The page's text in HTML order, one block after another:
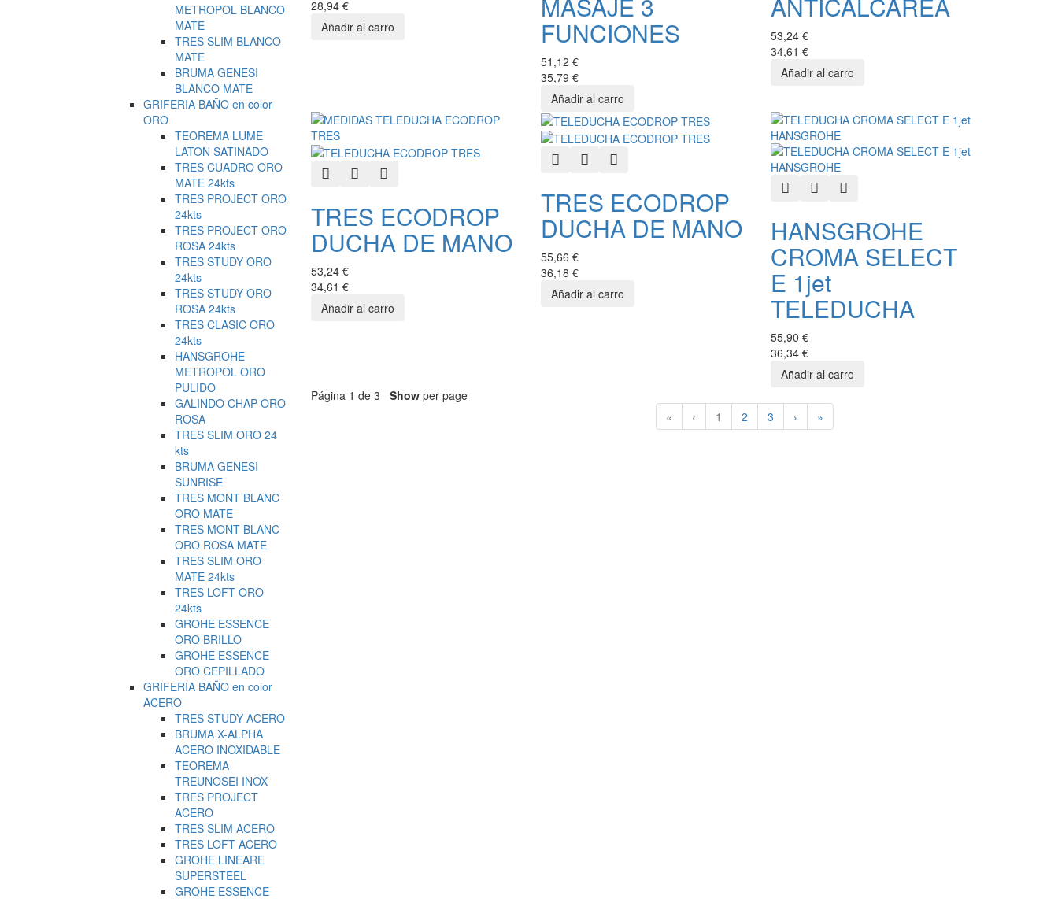
28,94 €
FUNCIONES
51,12 €
35,79 €
53,24 €
34,61 €
Quick ViewAdd to Wishlist
Add to Compare
TRES ECODROP
DUCHA DE MANO
53,24 €
34,61 €
Quick ViewAdd to Wishlist
Add to Compare
TRES ECODROP
DUCHA DE MANO
55,66 €
36,18 €
Quick ViewAdd to Wishlist
HANSGROHE
CROMA SELECT
E 1jet
TELEDUCHA
55,90 €
36,34 €
Página 1 de 3 Show per page
«
‹ 1 2 3 › »
METROPOL BLANCO
MATE
TRES SLIM BLANCO
MATE
BRUMA GENESI
BLANCO MATE
GRIFERIA BAÑO en color
ORO
TEOREMA LUME
LATON SATINADO
TRES CUADRO ORO
MATE 24kts
TRES PROJECT ORO
24kts
TRES PROJECT ORO
ROSA 24kts
TRES STUDY ORO
24kts
TRES STUDY ORO
ROSA 24kts
TRES CLASIC ORO
24kts
HANSGROHE
METROPOL ORO
PULIDO
GALINDO CHAP ORO
ROSA
TRES SLIM ORO 24
kts
BRUMA GENESI
SUNRISE
TRES MONT BLANC
ORO MATE
TRES MONT BLANC
ORO ROSA MATE
TRES SLIM ORO
MATE 24kts
TRES LOFT ORO
24kts
GROHE ESSENCE
ORO BRILLO
GROHE ESSENCE
ORO CEPILLADO
GRIFERIA BAÑO en color
ACERO
TRES STUDY ACERO
BRUMA X-ALPHA
ACERO INOXIDABLE
TEOREMA
TREUNOSEI INOX
TRES PROJECT
ACERO
TRES SLIM ACERO
TRES LOFT ACERO
GROHE LINEARE
SUPERSTEEL
GROHE ESSENCE